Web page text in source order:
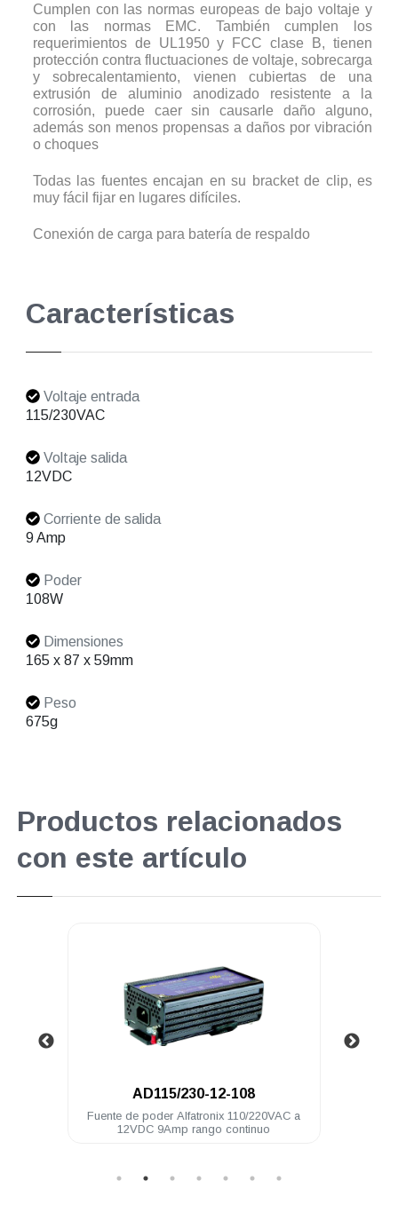
Cumplen con las normas europeas de bajo voltaje y
con las normas EMC. También cumplen los
requerimientos de UL1950 y FCC clase B, tienen
protección contra fluctuaciones de voltaje, sobrecarga
y sobrecalentamiento, vienen cubiertas de una
extrusión de aluminio anodizado resistente a la
corrosión, puede caer sin causarle daño alguno,
además son menos propensas a daños por vibración
o choques
Todas las fuentes encajan en su bracket de clip, es
muy fácil fijar en lugares difíciles.
Conexión de carga para batería de respaldo
Características
Voltaje entrada
115/230VAC
Voltaje salida
12VDC
Corriente de salida
9 Amp
Poder
108W
Dimensiones
165 x 87 x 59mm
Peso
675g
Productos relacionados
con este artículo
AD115/230-12-168
Fuente de poder Alfatronix 110/220VAC a
12VDC 14Amp rango continuo